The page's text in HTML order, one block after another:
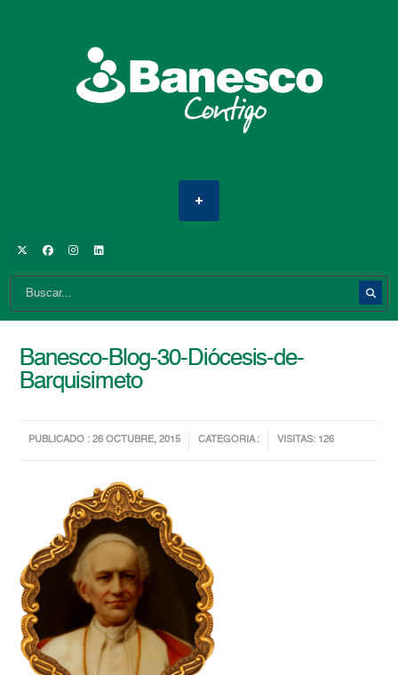
Banesco-Blog-30-Diócesis-de-
Barquisimeto
PUBLICADO : 26 OCTUBRE, 2015 CATEGORIA : VISITAS: 126